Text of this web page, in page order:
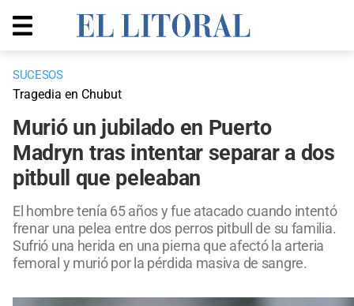
SUCESOS
Tragedia en Chubut
Murió un jubilado en Puerto
Madryn tras intentar separar a dos
pitbull que peleaban
El hombre tenía 65 años y fue atacado cuando intentó
frenar una pelea entre dos perros pitbull de su familia.
Sufrió una herida en una pierna que afectó la arteria
femoral y murió por la pérdida masiva de sangre.